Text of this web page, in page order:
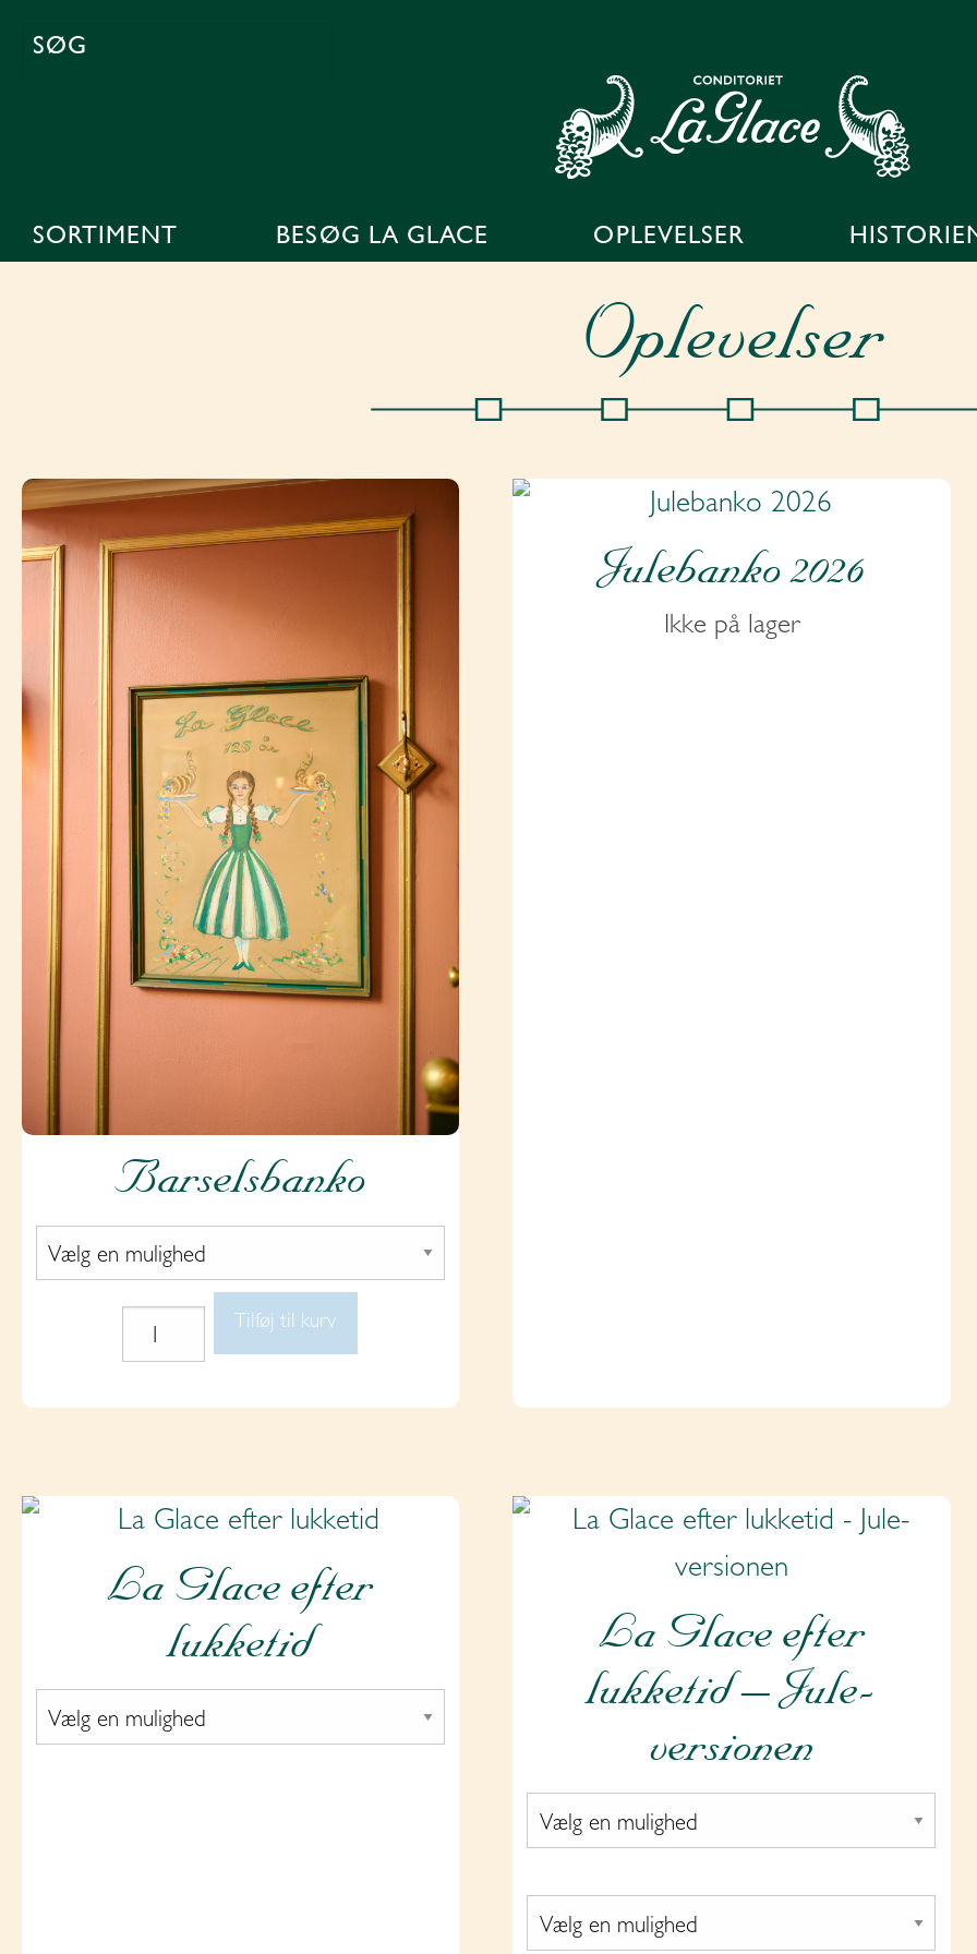
SORTIMENT BESØG LA GLACE OPLEVELSER
Oplevelser
Barselsbanko
Barselsbanko
antal
Tilføj til kurv
Julebanko 2026
Ikke på lager
La Glace efter
lukketid
La Glace efter
lukketid – Jule-
versionen